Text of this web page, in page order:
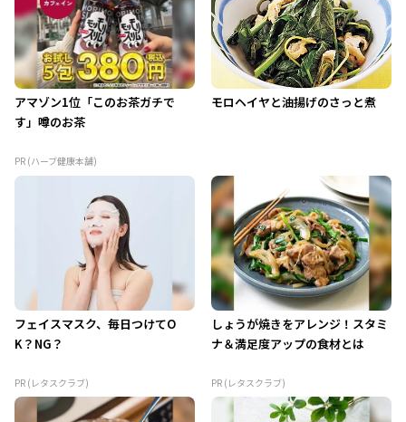
アマゾン1位「このお茶ガチで
す」噂のお茶
PR (ハーブ健康本舗)
モロヘイヤと油揚げのさっと煮
フェイスマスク、毎日つけてO
K？NG？
PR (レタスクラブ)
しょうが焼きをアレンジ！スタミ
ナ＆満足度アップの食材とは
PR (レタスクラブ)